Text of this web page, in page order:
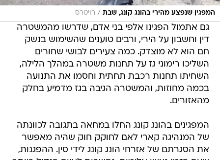
המפגין שנפצע מהירי בהונג קונג, שבת / רויטרס
גם אתמול הפגינו אלפי בני אדם, שדרשו מהמשטרה
דין וחשבון על הירי, ורבים טוענים שהשימוש בנשק
חם הוא לא מוצדק. כמה צעירים לבושי שחורים
השליכו רימוני גז על תחנות משטרה במהלך הלילה,
השחיתו תחנות רכבת תחתית וחסמו את התנועה
בכמה מחוזות, והמשטרה הגיבה בגז מדמיע בחלק
מהאזורים.
המפגינים בהונג קונג החלו במחאה בתגובה לכוונתה
של המנהיגה קארי לאם לחוקק חוק שהיה מאפשר
את הסגרתם של אזרחי הונג קונג לידי סין. ההפגנות,